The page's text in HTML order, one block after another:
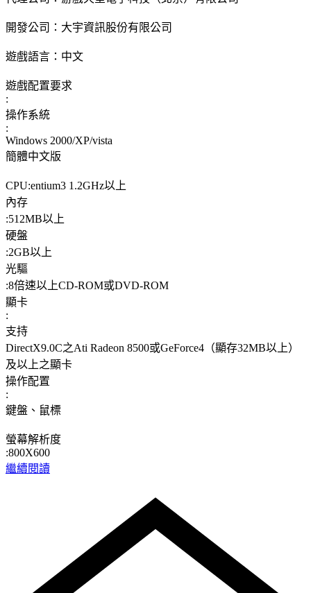
開發公司：大宇資訊股份有限公司
遊戲語言：中文
遊戲配置要求
:
操作系統
:
Windows 2000/XP/vista
簡體中文版
CPU:entium3 1.2GHz以上
內存
:512MB以上
硬盤
:2GB以上
光驅
:8倍速以上CD-ROM或DVD-ROM
顯卡
:
支持
DirectX9.0C之Ati Radeon 8500或GeForce4（顯存32MB以上）
及以上之顯卡
操作配置
:
鍵盤、鼠標
螢幕解析度
:800X600
繼續閱讀